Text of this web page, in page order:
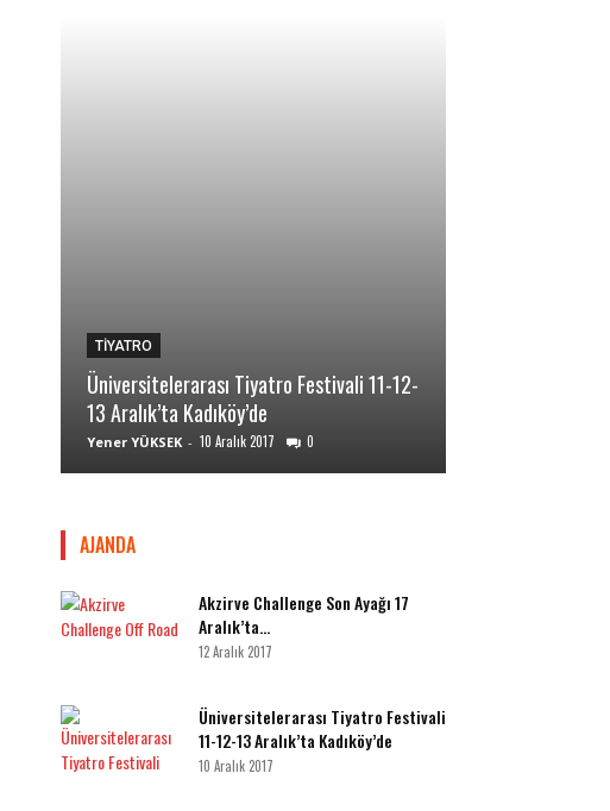
TİYATRO
Üniversitelerarası Tiyatro Festivali 11-12-
13 Aralık’ta Kadıköy’de
Yener YÜKSEK - 10 Aralık 2017 0
AJANDA
Akzirve Challenge Son Ayağı 17
Aralık’ta…
12 Aralık 2017
Üniversitelerarası Tiyatro Festivali
11-12-13 Aralık’ta Kadıköy’de
10 Aralık 2017